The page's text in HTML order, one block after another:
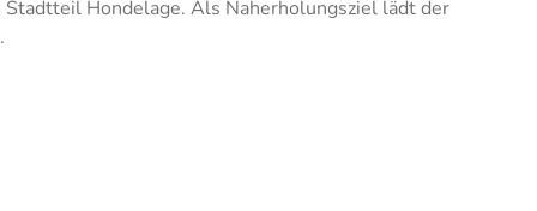
Hondelage. Als Naherholungsziel lädt der